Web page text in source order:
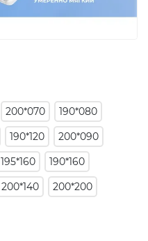
200*070
190*080
190*120
200*090
195*160
190*160
200*140
200*200